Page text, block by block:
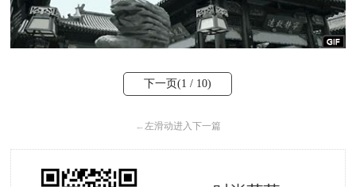
下一页(1 / 10)
←左滑动进入下一篇